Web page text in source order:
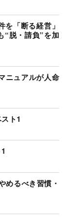
「断る経営」
“脱・請負”を加
ニュアルが人命
ト1
めるべき習慣・